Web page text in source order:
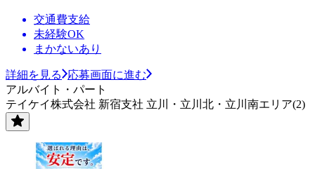
交通費支給
未経験OK
まかないあり
詳細を見る
応募画面に進む
アルバイト・パート
テイケイ株式会社 新宿支社 立川・立川北・立川南エリア(2)